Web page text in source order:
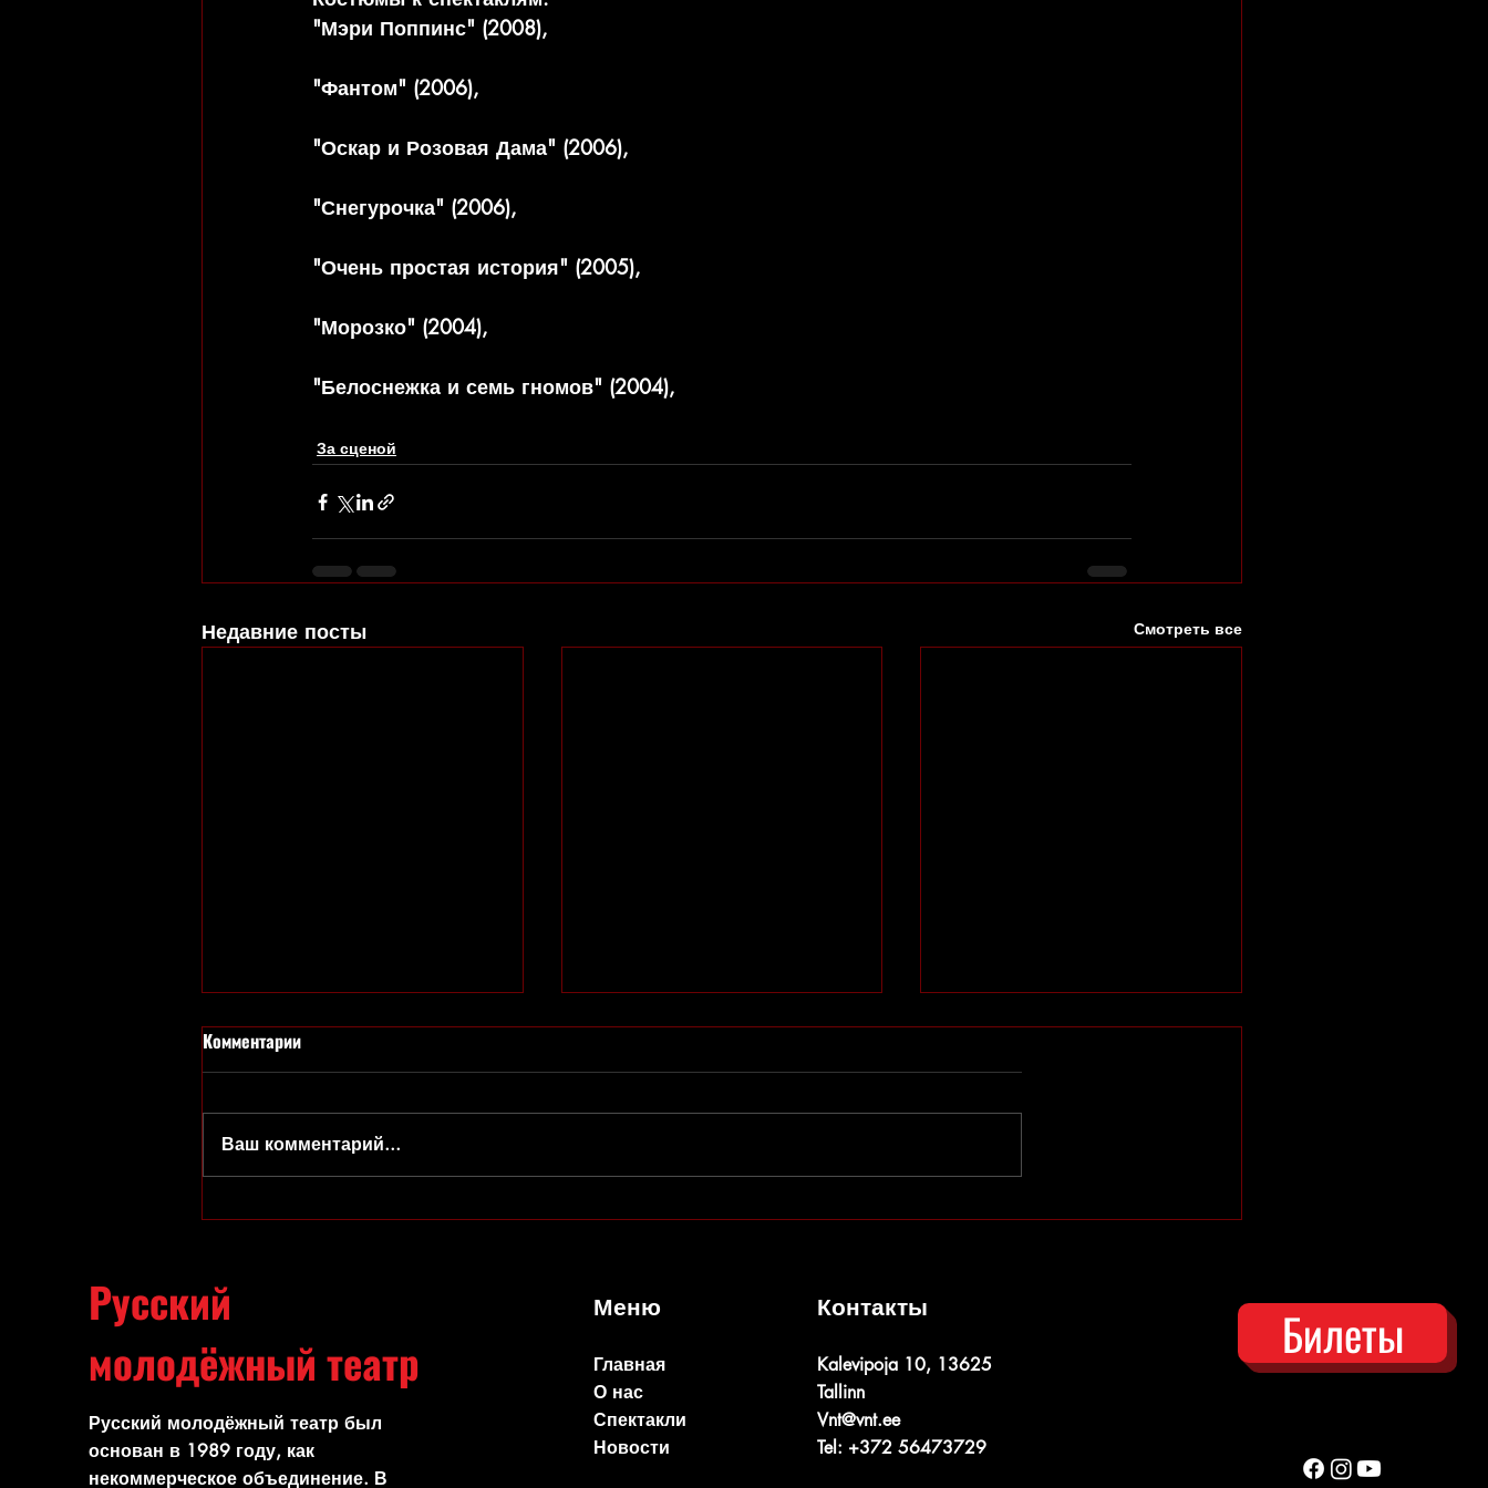
"Мэри Поппинс" (2008),
"Фантом" (2006),
"Оскар и Розовая Дама" (2006),
"Снегурочка" (2006),
"Очень простая история" (2005),
"Морозко" (2004),
"Белоснежка и семь гномов" (2004),
За сценой
Недавние посты Смотреть все
Ольга Сполитак
Комментарии
Ваш комментарий...
Русский
молодёжный театр
Русский молодёжный театр был
основан в 1989 году, как
некоммерческое объединение. В
Меню
Главная
О нас
Спектакли
Новости
Контакты
Kalevipoja 10, 13625
Tallinn
Vnt@vnt.ee
Tel: +372 56473729
Билеты